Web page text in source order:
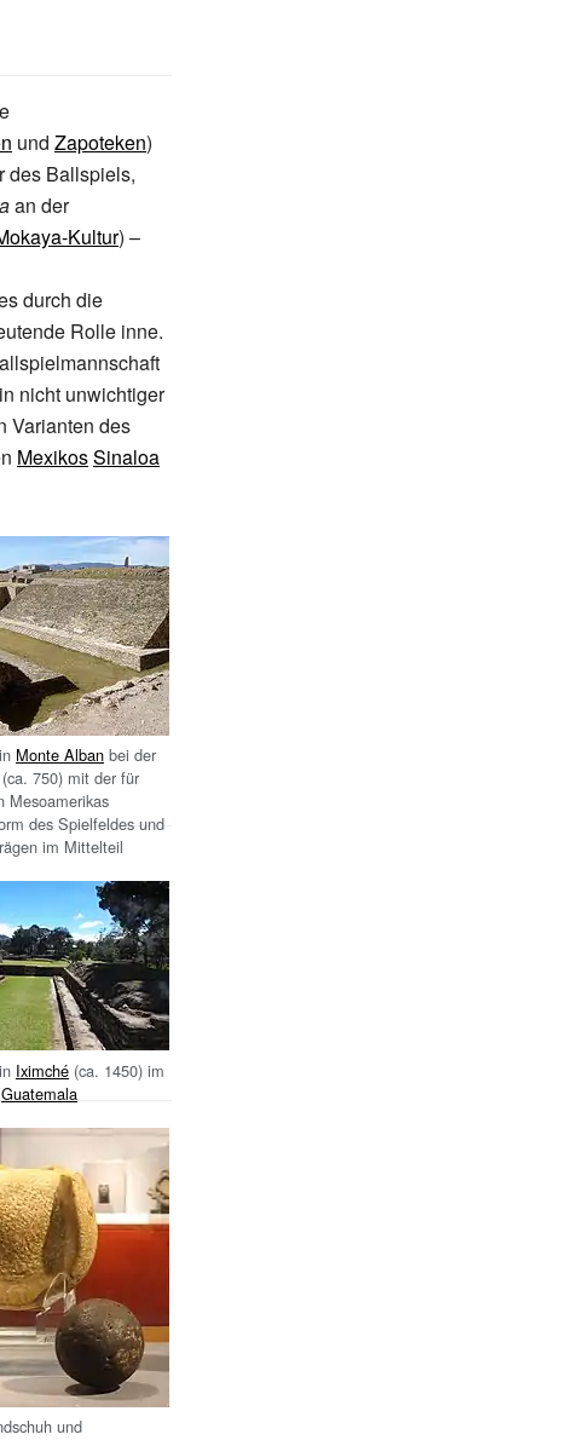
und Zapoteken)
des Ballspiels,
an der
Kultur) –
durch die
Rolle inne.
nicht unwichtiger
Varianten des
MexikosSinaloa
Monte Alban bei der
(ca. 750) mit der für
Mesoamerikas
des Spielfeldes und
im Mittelteil
Iximché (ca. 1450) im
Guatemala
und